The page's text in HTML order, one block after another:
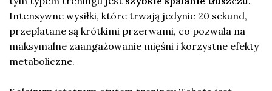
Intensywne wysiłki, które trwają jedynie 20 sekund,
przeplatane są krótkimi przerwami, co pozwala na
maksymalne zaangażowanie mięśni i korzystne efekty
metaboliczne.